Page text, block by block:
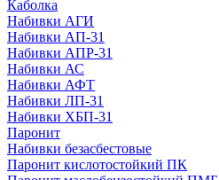
Каболка
Набивки АГИ
Набивки АП-31
Набивки АПР-31
Набивки АС
Набивки АФТ
Набивки ЛП-31
Набивки ХБП-31
Паронит
Набивки безасбестовые
Паронит кислотостойкий ПК